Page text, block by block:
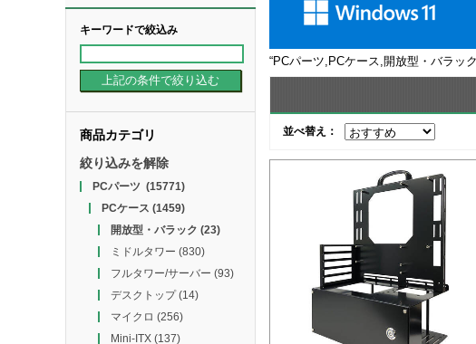
キーワードで絞込み
商品カテゴリ
絞り込みを解除
PCパーツ (15771)
PCケース (1459)
開放型・バラック (23)
ミドルタワー (830)
フルタワー/サーバー (93)
デスクトップ(14)
マイクロ (256)
Mini-ITX(137)
“PCパーツ,PCケース,開放型・バラック
並べ替え：